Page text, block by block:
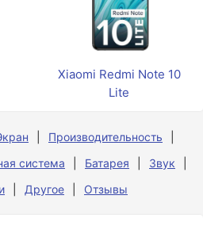
Xiaomi Redmi Note 10
Lite
Производительность
система Батарея
Звук
Другое Отзывы